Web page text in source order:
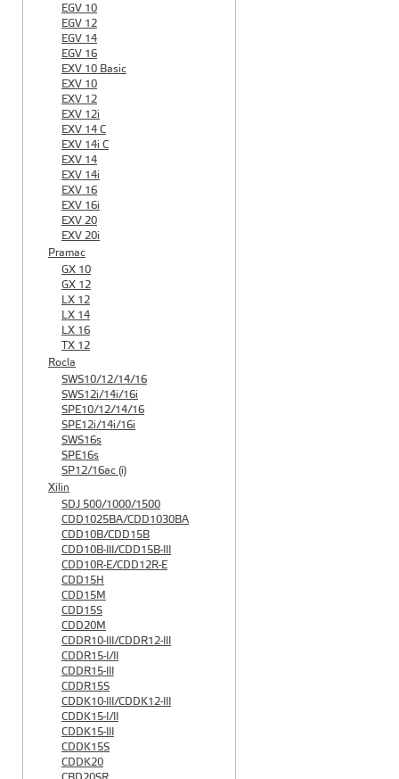
EGV 10
EGV 12
EGV 14
EGV 16
EXV 10 Basic
EXV 10
EXV 12
EXV 12i
EXV 14 C
EXV 14i C
EXV 14
EXV 14i
EXV 16
EXV 16i
EXV 20
EXV 20i
Pramac
GX 10
GX 12
LX 12
LX 14
LX 16
TX 12
Rocla
SWS10/12/14/16
SWS12i/14i/16i
SPE10/12/14/16
SPE12i/14i/16i
SWS16s
SPE16s
SP12/16ac (i)
Xilin
SDJ 500/1000/1500
CDD1025BA/CDD1030BA
CDD10B/CDD15B
CDD10B-III/CDD15B-III
CDD10R-E/CDD12R-E
CDD15H
CDD15M
CDD15S
CDD20M
CDDR10-III/CDDR12-III
CDDR15-I/II
CDDR15-III
CDDR15S
CDDK10-III/CDDK12-III
CDDK15-I/II
CDDK15-III
CDDK15S
CDDK20